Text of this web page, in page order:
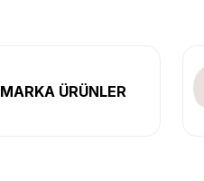
MARKA ÜRÜNLER